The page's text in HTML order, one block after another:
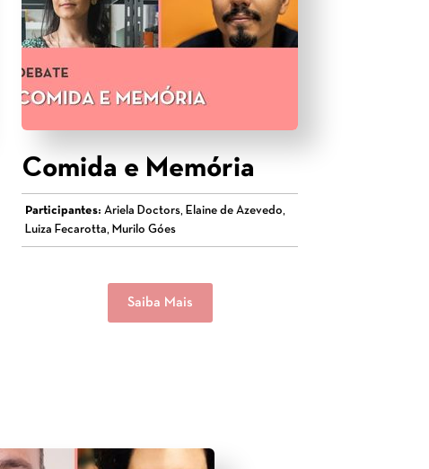
Comida e Memória
Participantes: Ariela Doctors, Elaine de Azevedo,
Luiza Fecarotta, Murilo Góes
Saiba Mais